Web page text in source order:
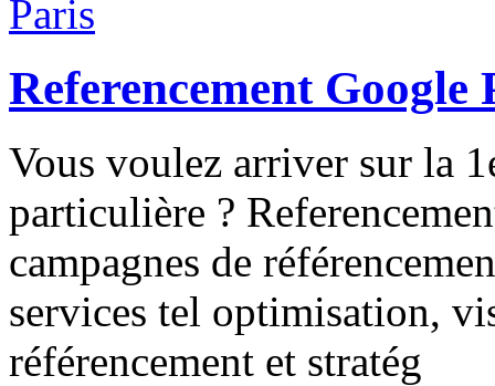
Referencement Google
Vous voulez arriver sur la
particulière ?
campagnes de
services tel optimisation,
référencement et stratég